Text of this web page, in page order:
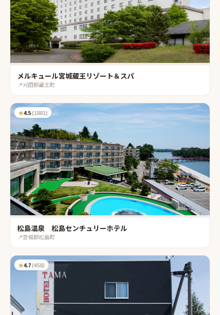
メルキュール宮城蔵王リゾート＆スパ
📍刈田郡蔵王町
★4.5(1881)
松島温泉 松島センチュリーホテル
📍宮城郡松島町
★4.7(458)